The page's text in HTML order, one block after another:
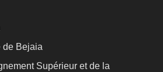
de Bejaia
Supérieur et de la